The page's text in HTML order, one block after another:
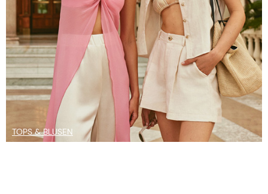
TOPS & BLUSEN